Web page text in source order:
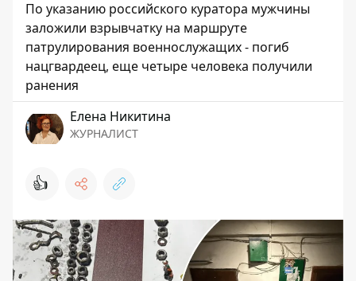
По указанию российского куратора мужчины
заложили взрывчатку на маршруте
патрулирования военнослужащих - погиб
нацгвардеец, еще четыре человека получили
ранения
Елена Никитина
ЖУРНАЛИСТ
👍